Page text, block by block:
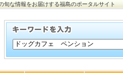
旬な情報をお届けする福島のポータルサイト